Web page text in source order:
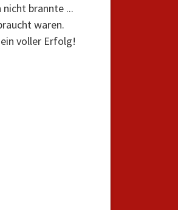
brannte ...
waren.
voller Erfolg!